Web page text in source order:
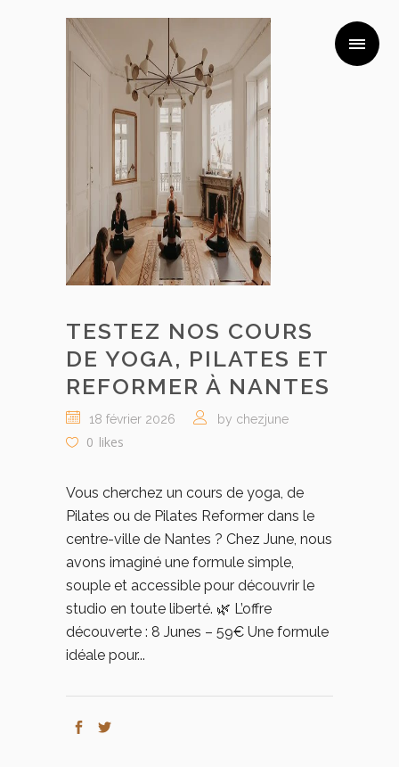
TESTEZ NOS COURS
DE YOGA, PILATES ET
REFORMER À NANTES
18 février 2026 by chezjune
0 likes
Vous cherchez un cours de yoga, de
Pilates ou de Pilates Reformer dans le
centre-ville de Nantes ? Chez June, nous
avons imaginé une formule simple,
souple et accessible pour découvrir le
studio en toute liberté. 🌿 L’offre
découverte : 8 Junes – 59€ Une formule
idéale pour...